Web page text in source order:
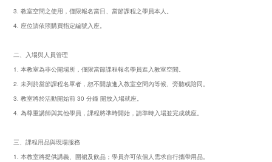
3. 教室空間之使用，僅限報名當日、當節課程之學員本人。
4. 座位請依照購買指定編號入座。
二、入場與人員管理
1. 本教室為非公開場所，僅限當節課程報名學員進入教室空間。
2. 未列於當節課程名單者，恕不開放進入教室空間內等候、旁聽或陪同。
3. 教室將於活動開始前 30 分鐘 開放入場就座。
4. 為尊重講師與其他學員，課程將準時開始，請準時入場並完成就座。
三、課程用品與現場服務
1. 本教室將提供講義、圍裙及飲品；學員亦可依個人需求自行攜帶用品。